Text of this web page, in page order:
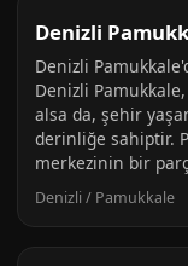
Denizli
Denizli
Denizli
alsa da, şehir
derinliğe sahiptir.
merkezinin bir
Denizli / Pamukkale